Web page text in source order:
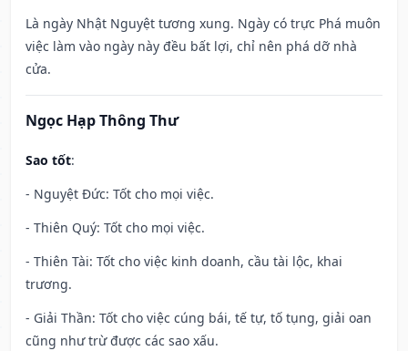
Là ngày Nhật Nguyệt tương xung. Ngày có trực Phá muôn
việc làm vào ngày này đều bất lợi, chỉ nên phá dỡ nhà
cửa.
Ngọc Hạp Thông Thư
Sao tốt:
- Nguyệt Đức: Tốt cho mọi việc.
- Thiên Quý: Tốt cho mọi việc.
- Thiên Tài: Tốt cho việc kinh doanh, cầu tài lộc, khai
trương.
- Giải Thần: Tốt cho việc cúng bái, tế tự, tố tụng, giải oan
cũng như trừ được các sao xấu.